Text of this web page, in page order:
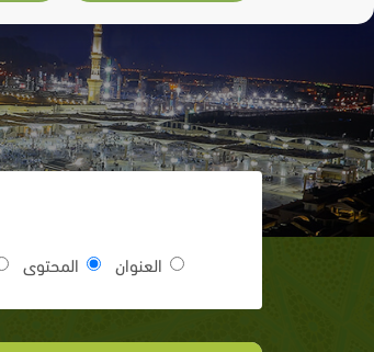
العنوان المحتوى